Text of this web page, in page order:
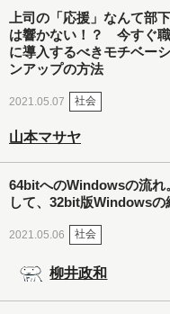
上司の「応援」なんて部
は響かない！？ 今すぐ
に導入するべきモチベー
ンアップの方法
2021.05.07 社会
山本マサヤ
64bitへのWindowsの流れ
して、32bit版Windowsの
2021.05.06 社会
柳井政和